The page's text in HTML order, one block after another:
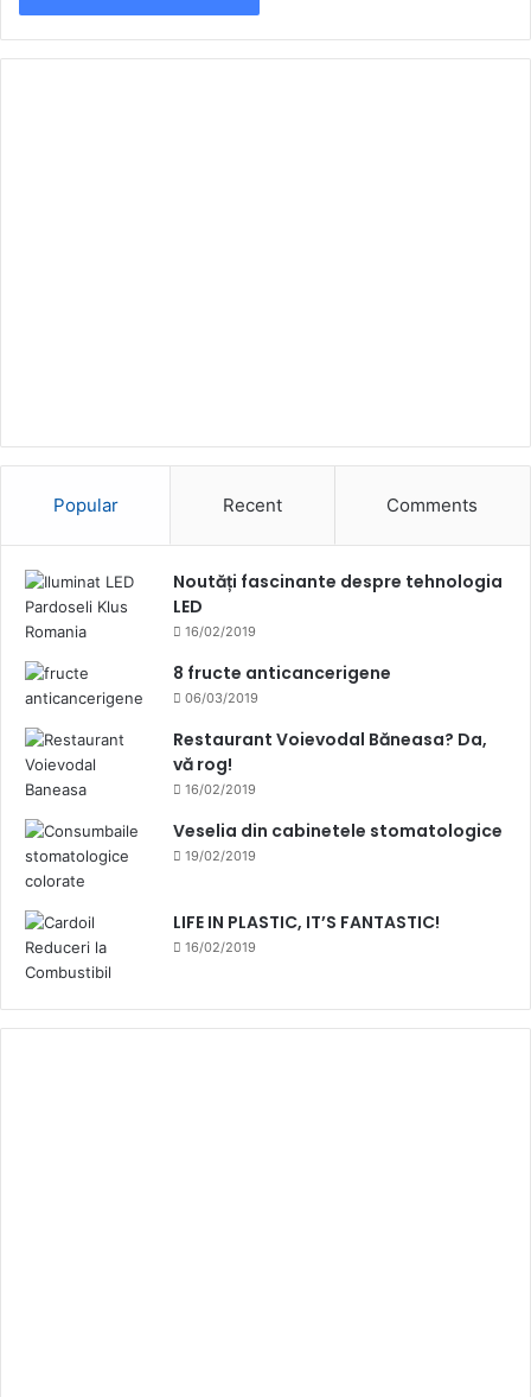
Popular Recent Comments
Noutăți fascinante despre tehnologia
LED
16/02/2019
8 fructe anticancerigene
06/03/2019
Restaurant Voievodal Băneasa? Da,
vă rog!
16/02/2019
Veselia din cabinetele stomatologice
19/02/2019
LIFE IN PLASTIC, IT’S FANTASTIC!
16/02/2019